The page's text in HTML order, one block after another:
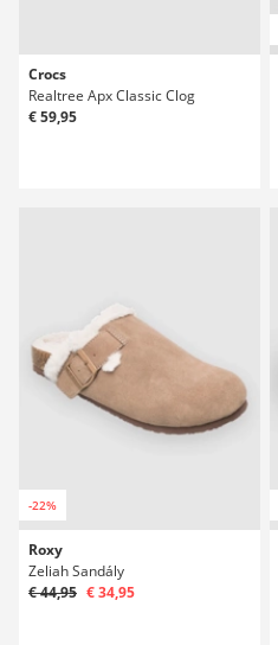
Crocs
Realtree Apx Classic Clog
€ 59,95
-22%
Roxy
Zeliah Sandály
€ 44,95 € 34,95